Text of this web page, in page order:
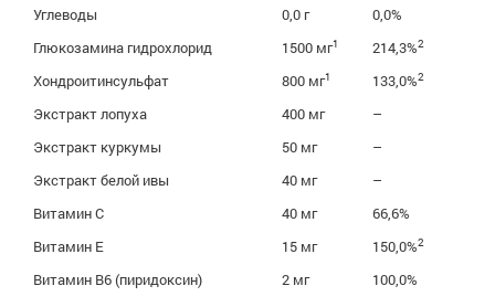
Углеводы
0,0 г
0,0%
Глюкозамина гидрохлорид
1500 мг1 214,3%2
Хондроитинсульфат 800 мг1 133,0%2
Экстракт лопуха 400 мг
–
Экстракт куркумы
50 мг
–
Экстракт белой ивы
40 мг
–
Витамин C
40 мг
66,6%
Витамин E
15 мг 150,0%2
Витамин B6 (пиридоксин) 2 мг
100,0%